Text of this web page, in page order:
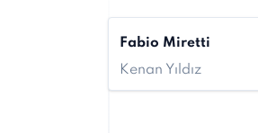
Fabio Miretti
Kenan Yıldız